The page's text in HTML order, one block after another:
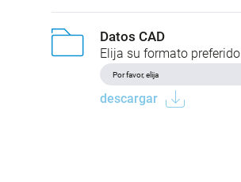
Datos CAD
Elija su formato preferido
descargar